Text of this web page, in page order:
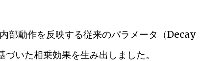
動作を反映する従来のパラメータ（Decay
いた相乗効果を生み出しました。